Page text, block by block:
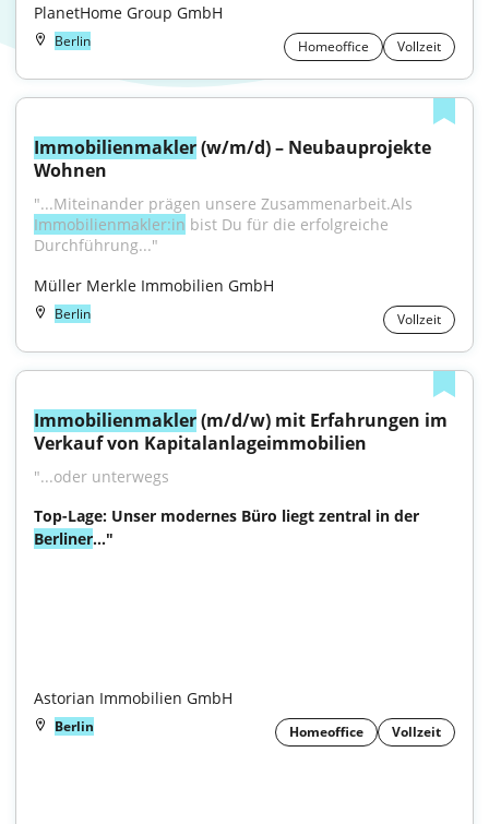
PlanetHome Group GmbH
Berlin Homeoffice Vollzeit
Immobilienmakler (w/m/d) – Neubauprojekte
Wohnen
Immobilienmakler:in bist Du für die erfolgreiche
Durchführung..."
Müller Merkle Immobilien GmbH
Berlin Vollzeit
Immobilienmakler (m/d/w) mit Erfahrungen im
Verkauf von Kapitalanlageimmobilien
"...oder unterwegs
Berliner..."
Astorian Immobilien GmbH
Berlin Homeoffice Vollzeit